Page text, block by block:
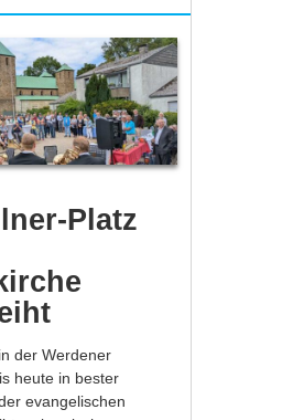
Platz
der Werdener
heute in bester
evangelischen